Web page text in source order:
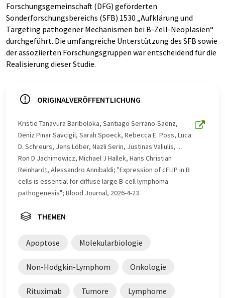
Forschungsgemeinschaft (DFG) geförderten
Sonderforschungsbereichs (SFB) 1530 „Aufklärung und
Targeting pathogener Mechanismen bei B-Zell-Neoplasien“
durchgeführt. Die umfangreiche Unterstützung des SFB sowie
der assoziierten Forschungsgruppen war entscheidend für die
Realisierung dieser Studie.
ORIGINALVERÖFFENTLICHUNG
Kristie Tanavura Bariboloka, Santiago Serrano-Saenz,
Deniz Pinar Savcigil, Sarah Spoeck, Rebecca E. Poss, Luca
D. Schreurs, Jens Löber, Nazli Serin, Justinas Valiulis, ...
Ron D Jachimowicz, Michael J Hallek, Hans Christian
Reinhardt, Alessandro Annibaldi; "Expression of cFLIP in B
cells is essential for diffuse large B-cell lymphoma
pathogenesis"; Blood Journal, 2026-4-23
THEMEN
Apoptose Molekularbiologie
Non-Hodgkin-Lymphom Onkologie
Rituximab Tumore Lymphome